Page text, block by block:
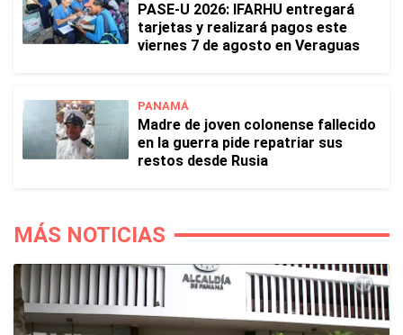
PASE-U 2026: IFARHU entregará
tarjetas y realizará pagos este
viernes 7 de agosto en Veraguas
PANAMÁ
Madre de joven colonense fallecido
en la guerra pide repatriar sus
restos desde Rusia
MÁS NOTICIAS